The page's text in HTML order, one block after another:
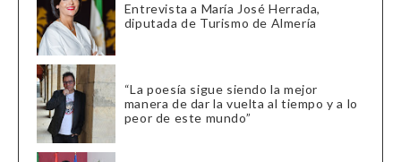
Entrevista a María José Herrada,
diputada de Turismo de Almería
“La poesía sigue siendo la mejor
manera de dar la vuelta al tiempo y a lo
peor de este mundo”